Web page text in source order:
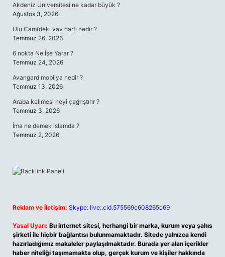
Akdeniz Üniversitesi ne kadar büyük ?
Ağustos 3, 2026
Ulu Cami’deki vav harfi nedir ?
Temmuz 26, 2026
6 nokta Ne İşe Yarar ?
Temmuz 24, 2026
Avangard mobilya nedir ?
Temmuz 13, 2026
Araba kelimesi neyi çağrıştırır ?
Temmuz 3, 2026
İma ne demek islamda ?
Temmuz 2, 2026
Reklam ve İletişim: Skype: live:.cid.575569c608265c69
Yasal Uyarı: Bu internet sitesi, herhangi bir marka, kurum veya şahıs
şirketi ile hiçbir bağlantısı bulunmamaktadır. Sitede yalnızca kendi
hazırladığımız makaleler paylaşılmaktadır. Burada yer alan içerikler
haber niteliği taşımamakta olup, gerçek kurum ve kişiler hakkında